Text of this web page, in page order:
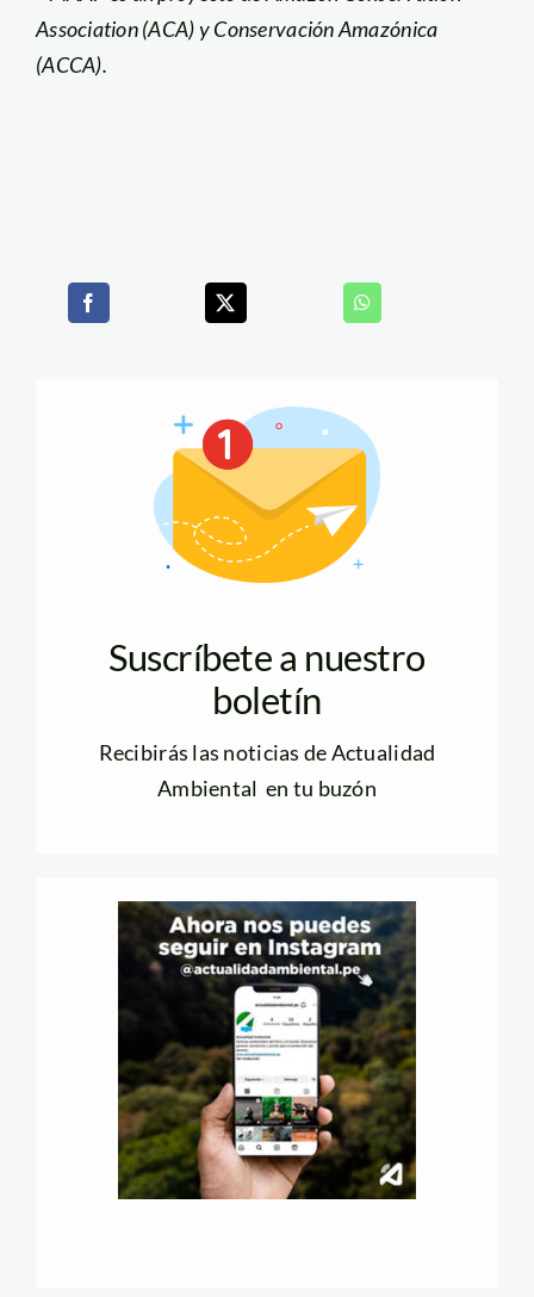
Association (ACA) y Conservación Amazónica
(ACCA).
Suscríbete a nuestro
boletín
Recibirás las noticias de Actualidad
Ambiental en tu buzón